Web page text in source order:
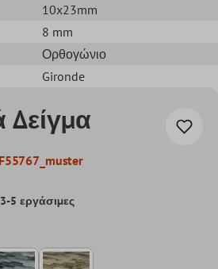
10x23mm
8 mm
Ορθογώνιο
Gironde
Δείγμα
5 εργάσιμες